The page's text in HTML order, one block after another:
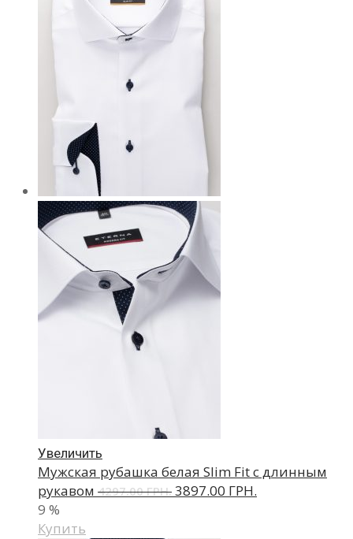
Увеличить
Мужская рубашка белая Slim Fit с длинным
рукавом 4297.00 ГРН. 3897.00 ГРН.
9 %
Купить